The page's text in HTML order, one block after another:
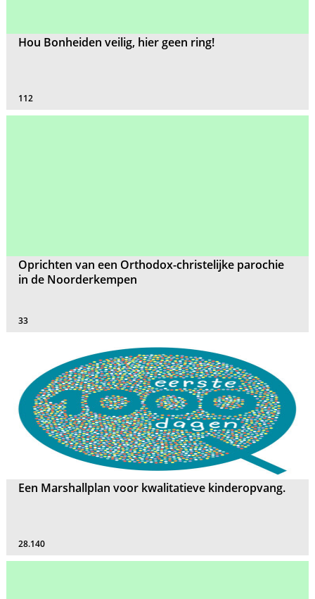
Hou Bonheiden veilig, hier geen ring!
112
Oprichten van een Orthodox-christelijke parochie
in de Noorderkempen
33
Een Marshallplan voor kwalitatieve kinderopvang.
28.140